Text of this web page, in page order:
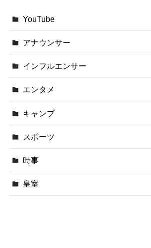
YouTube
アナウンサー
インフルエンサー
エンタメ
キャンプ
スポーツ
時事
皇室